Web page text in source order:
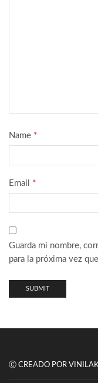
Name *
Email *
Guarda mi nombre,
para la próxima vez
Ⓒ CREADO POR